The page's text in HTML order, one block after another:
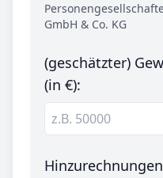
GmbH & Co. KG
(geschätzter)
(in €):